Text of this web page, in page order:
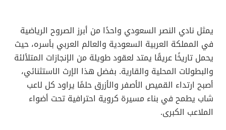
يمثل نادي النصر السعودي واحدًا من أبرز الصروح الرياضية
في المملكة العربية السعودية والعالم العربي بأسره، حيث
يحمل تاريخًا عريقًا يمتد لعقود طويلة من الإنجازات المتلألئة
والبطولات المحلية والقارية. بفضل هذا الإرث الاستثنائي،
أصبح ارتداء القميص الأصفر والأزرق حلمًا يراود كل لاعب
شاب يطمح في بناء مسيرة كروية احترافية تحت أضواء
الملاعب الكبرى.